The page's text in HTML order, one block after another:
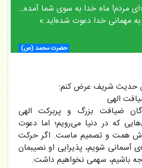
«ای مردم! ماه خدا به سوی شما آمده…
مهمانی خدا دعوت شده‌اید.»
حضرت محمد (ص)
حدیث شریف عرض کنم:
الهی
ضیافت بزرگ و پربرکت الهی
که در دنیا می‌رویم؛ اما دعوت
همت و تصمیم ماست. اگر حرکت
آسمانی شویم، پذیرایی او نصیبمان
باشیم، سهمی نخواهیم داشت.